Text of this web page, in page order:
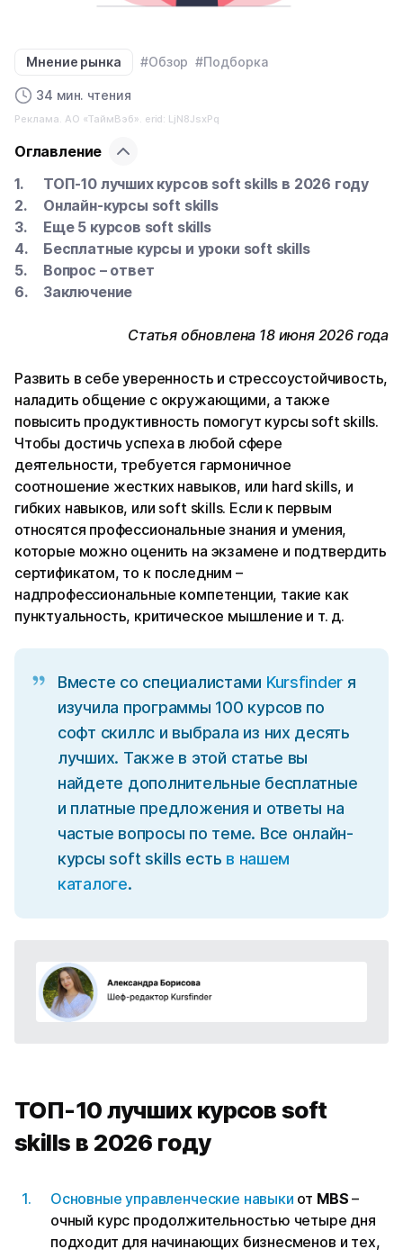
Мнение рынка #Обзор #Подборка
34 мин. чтения
Реклама. АО «ТаймВэб». erid: LjN8JsxPq
Оглавление
ТОП-10 лучших курсов soft skills в 2026 году
Онлайн-курсы soft skills
Еще 5 курсов soft skills
Бесплатные курсы и уроки soft skills
Вопрос – ответ
Заключение
Статья обновлена 18 июня 2026 года
Развить в себе уверенность и стрессоустойчивость,
наладить общение с окружающими, а также
повысить продуктивность помогут курсы soft skills.
Чтобы достичь успеха в любой сфере
деятельности, требуется гармоничное
соотношение жестких навыков, или hard skills, и
гибких навыков, или soft skills. Если к первым
относятся профессиональные знания и умения,
которые можно оценить на экзамене и подтвердить
сертификатом, то к последним –
надпрофессиональные компетенции, такие как
пунктуальность, критическое мышление и т. д.
Вместе со специалистами Kursfinder я
изучила программы 100 курсов по
софт скиллс и выбрала из них десять
лучших. Также в этой статье вы
найдете дополнительные бесплатные
и платные предложения и ответы на
частые вопросы по теме. Все онлайн-
курсы soft skills есть в нашем
каталоге.
ТОП-10 лучших курсов soft
skills в 2026 году
Основные управленческие навыки от MBS –
очный курс продолжительностью четыре дня
подходит для начинающих бизнесменов и тех,